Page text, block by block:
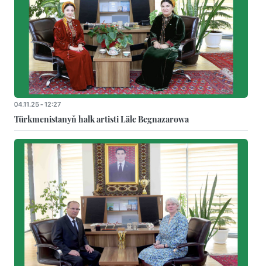
04.11.25 - 12:27
Türkmenistanyň halk artisti Läle Begnazarowa